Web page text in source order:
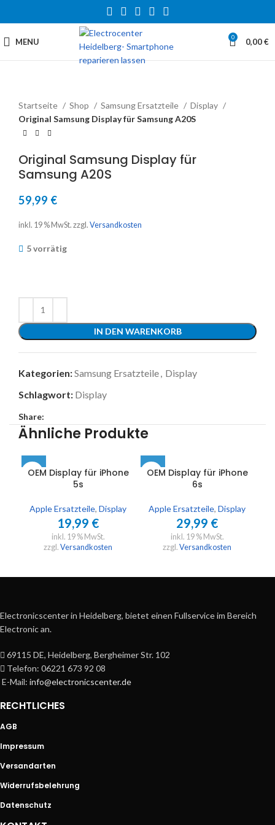
MENU 0 0,00€
Startseite Shop Samsung Ersatzteile
Display
Original Samsung Display für Samsung A20S
Original Samsung Display für
Samsung A20S
59,99 €
inkl. 19 % MwSt. zzgl. Versandkosten
5 vorrätig
IN DEN WARENKORB
Kategorien:Samsung Ersatzteile Display
Schlagwort: Display
Share:
Ähnliche Produkte
OEM Display für iPhone
5s
Apple Ersatzteile, Display
19,99 €
inkl. 19 % MwSt.
zzgl. Versandkosten
OEM Display für iPhone
6s
Apple Ersatzteile, Display
29,99 €
inkl. 19 % MwSt.
zzgl. Versandkosten
Electronicscenter in Heidelberg, bietet einen Fullservice im Bereich
Electronic an.
69115 DE, Heidelberg, Bergheimer Str. 102
Telefon: 06221 673 92 08
E-Mail:info@electronicscenter.de
RECHTLICHES
AGB
Impressum
Versandarten
Widerrufsbelehrung
Datenschutz